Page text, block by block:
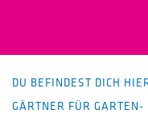
DU BEFINDEST DICH
GÄRTNER FÜR